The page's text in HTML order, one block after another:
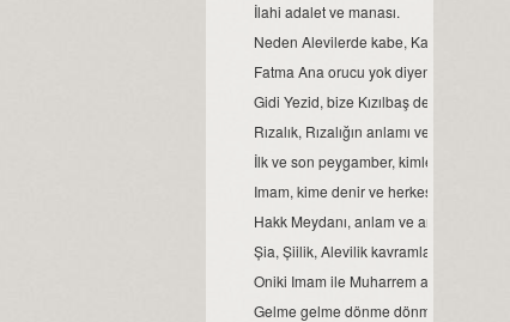
İlahi adalet ve manası.
Neden Alevilerde kabe, Kamil-i
Fatma Ana orucu yok diyenlere,
Gidi Yezid, bize Kızılbaş demiş...
Rızalık, Rızalığın anlamı ve türleri…
İlk ve son peygamber, kimlerdir?
Imam, kime denir ve herkes, imam
Hakk Meydanı, anlam ve amacı.
Șia, Șiilik, Alevilik kavramları ve
Oniki Imam ile Muharrem ayı, matem ve
Gelme gelme dönme dönme, gelenin